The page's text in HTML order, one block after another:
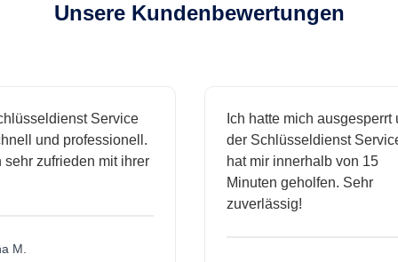
Unsere Kundenbewertungen
Service
und professionell.
zufrieden mit ihrer
M.
Ich hatte mich ausgesperrt
der Schlüsseldienst Service
hat mir innerhalb von 15
Minuten geholfen. Sehr
zuverlässig!